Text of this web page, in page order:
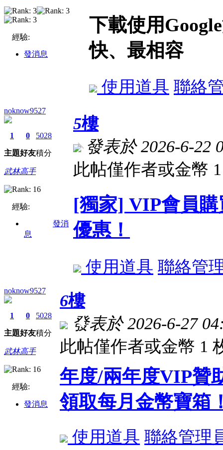
經驗:
發消息
下載使用
快、最相容
使用道具 聯絡
noknow9527
1
主題
0
好友
5028
積分
武林高手
經驗:
發消
息
5樓
發表於 2026-6-22
此帖僅作者或金幣
[獨家] VIP會員
優惠！
使用道具 聯絡管
noknow9527
1
主題
0
好友
5028
積分
武林高手
經驗:
發消息
6樓
發表於 2026-6-27
此帖僅作者或金幣 1
年度/兩年度VIP贊
領取每月金幣寶箱
使用道具 聯絡管理